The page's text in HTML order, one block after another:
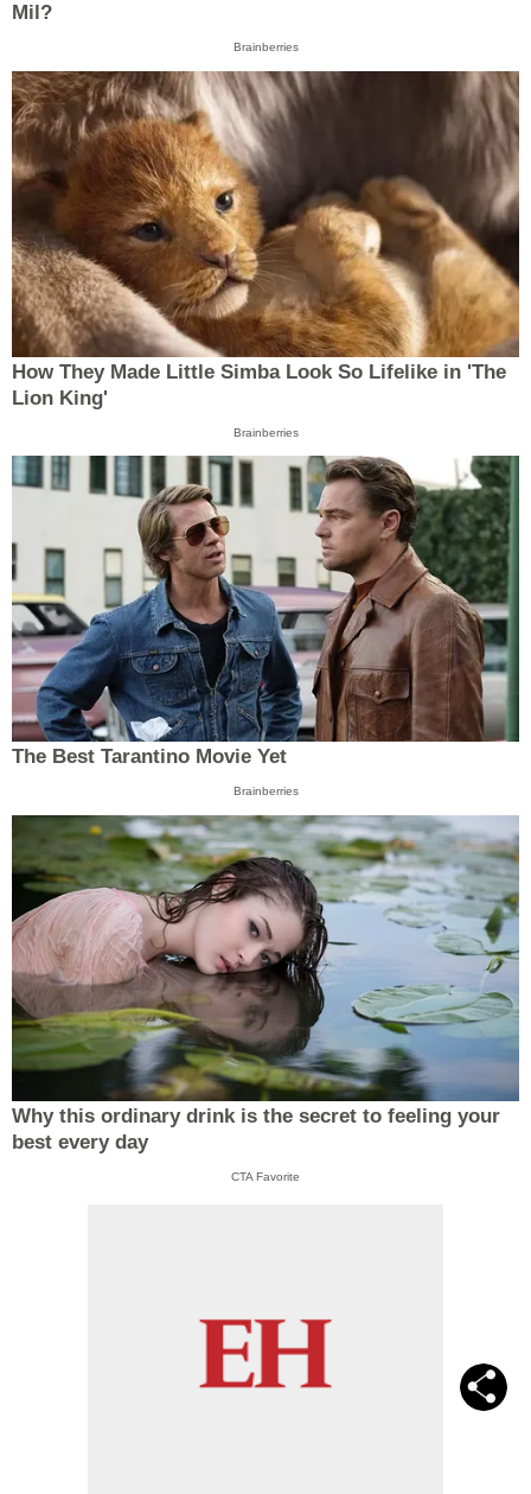
Mil?
Brainberries
How They Made Little Simba Look So Lifelike in 'The
Lion King'
Brainberries
The Best Tarantino Movie Yet
Brainberries
Why this ordinary drink is the secret to feeling your
best every day
CTA Favorite